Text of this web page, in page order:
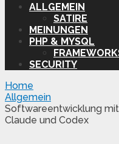
ALLGEMEIN
SATIRE
MEINUNGEN
PHP & MYSQL
SECURITY
Home
Allgemein
Softwareentwicklung
Claude und Codex